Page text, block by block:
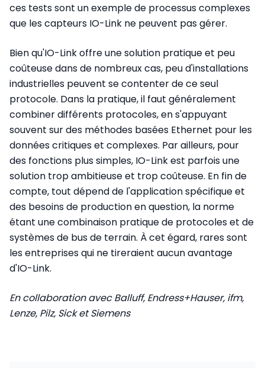
ces tests sont un exemple de processus complexes
que les capteurs IO-Link ne peuvent pas gérer.
Bien qu'IO-Link offre une solution pratique et peu
coûteuse dans de nombreux cas, peu d'installations
industrielles peuvent se contenter de ce seul
protocole. Dans la pratique, il faut généralement
combiner différents protocoles, en s'appuyant
souvent sur des méthodes basées Ethernet pour les
données critiques et complexes. Par ailleurs, pour
des fonctions plus simples, IO-Link est parfois une
solution trop ambitieuse et trop coûteuse. En fin de
compte, tout dépend de l'application spécifique et
des besoins de production en question, la norme
étant une combinaison pratique de protocoles et de
systèmes de bus de terrain. À cet égard, rares sont
les entreprises qui ne tireraient aucun avantage
d'IO-Link.
En collaboration avec Balluff, Endress+Hauser, ifm,
Lenze, Pilz, Sick et Siemens